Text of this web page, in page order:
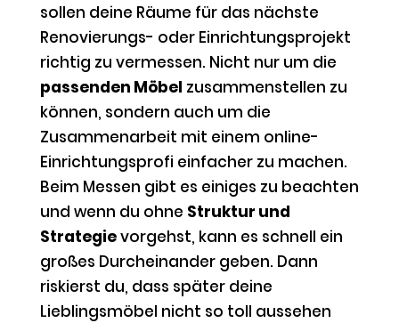
sollen deine Räume für das nächste
Renovierungs- oder Einrichtungsprojekt
richtig zu vermessen. Nicht nur um die
passenden Möbel zusammenstellen zu
können, sondern auch um die
Zusammenarbeit mit einem online-
Einrichtungsprofi einfacher zu machen.
Beim Messen gibt es einiges zu beachten
und wenn du ohne Struktur und
Strategievorgehst, kann es schnell ein
großes Durcheinander geben. Dann
riskierst du, dass später deine
Lieblingsmöbel nicht so toll aussehen